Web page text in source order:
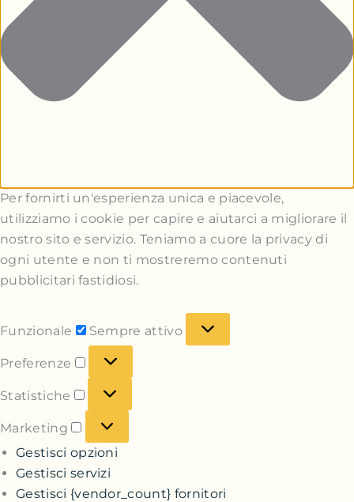
Per fornirti un'esperienza unica e piacevole,
utilizziamo i cookie per capire e aiutarci a migliorare il
nostro sito e servizio. Teniamo a cuore la privacy di
ogni utente e non ti mostreremo contenuti
pubblicitari fastidiosi.
Funzionale Sempre attivo
Preferenze
Statistiche
Marketing
Gestisci opzioni
Gestisci servizi
Gestisci {vendor_count} fornitori